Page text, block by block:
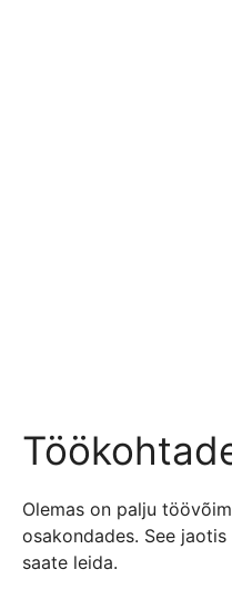
Olemas on palju
osakondades. See
saate leida.